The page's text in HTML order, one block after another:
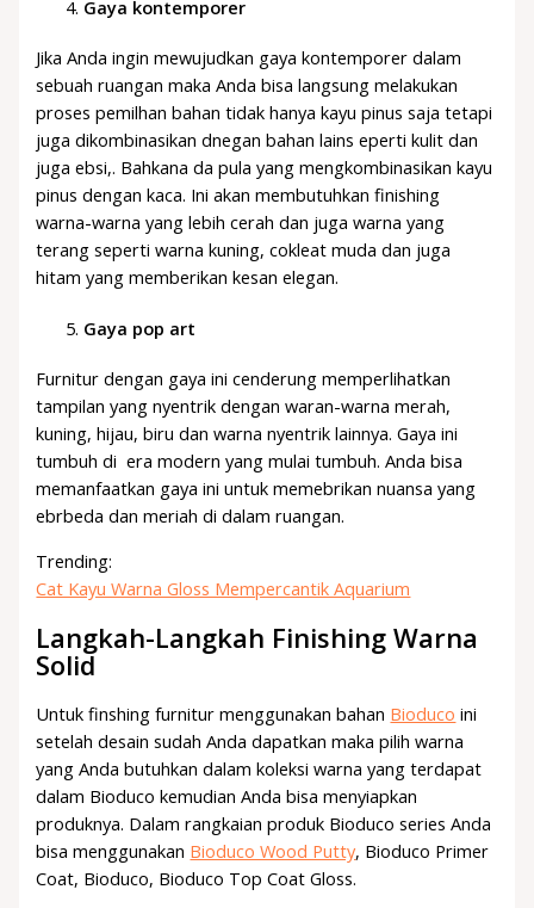
Gaya kontemporer
Jika Anda ingin mewujudkan gaya kontemporer dalam
sebuah ruangan maka Anda bisa langsung melakukan
proses pemilhan bahan tidak hanya kayu pinus saja tetapi
juga dikombinasikan dnegan bahan lains eperti kulit dan
juga ebsi,. Bahkana da pula yang mengkombinasikan kayu
pinus dengan kaca. Ini akan membutuhkan finishing
warna-warna yang lebih cerah dan juga warna yang
terang seperti warna kuning, cokleat muda dan juga
hitam yang memberikan kesan elegan.
Gaya pop art
Furnitur dengan gaya ini cenderung memperlihatkan
tampilan yang nyentrik dengan waran-warna merah,
kuning, hijau, biru dan warna nyentrik lainnya. Gaya ini
tumbuh di era modern yang mulai tumbuh. Anda bisa
memanfaatkan gaya ini untuk memebrikan nuansa yang
ebrbeda dan meriah di dalam ruangan.
Trending:
Cat Kayu Warna Gloss Mempercantik Aquarium
Langkah-Langkah Finishing Warna
Solid
Untuk finshing furnitur menggunakan bahan Bioduco ini
setelah desain sudah Anda dapatkan maka pilih warna
yang Anda butuhkan dalam koleksi warna yang terdapat
dalam Bioduco kemudian Anda bisa menyiapkan
produknya. Dalam rangkaian produk Bioduco series Anda
bisa menggunakan Bioduco Wood Putty, Bioduco Primer
Coat, Bioduco, Bioduco Top Coat Gloss.